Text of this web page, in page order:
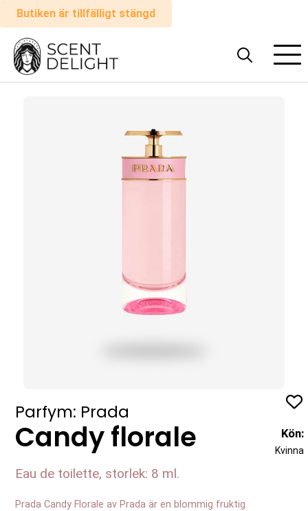
Butiken är tillfälligt stängd
Alla
parfymer
Parfym: Prada
Candy florale
Eau de toilette, storlek: 8 ml.
Prada Candy Florale av Prada är en blommig fruktig
Kön:
Kvinna